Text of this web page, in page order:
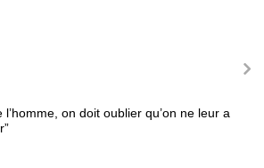
on doit oublier qu’on ne leur a